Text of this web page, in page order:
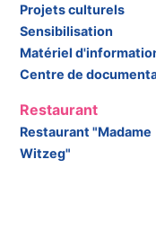
Projets culturels
Sensibilisation
Matériel
Centre de
Restaurant
Restaurant "Madame
Witzeg"